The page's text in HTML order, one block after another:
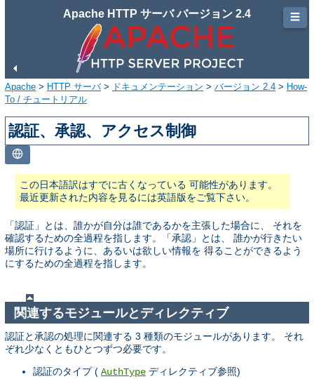
Apache HTTP サーバ バージョン 2.4
Apache > HTTP サーバ> ドキュメンテーション > バージョン 2.4 > How-
To / チュートリアル
認証、承認、アクセス制御
この日本語訳はすでに古くなっている 可能性があります。
最近更新された内容を見るには英語版をご覧下さい。
「認証」とは、誰かが自分は誰であるかを主張した場合に、 それを
確認するための全過程を指します。「承認」とは、 誰かが行きたい
場所に行けるように、あるいは欲しい情報を 得ることができるよう
にするための全過程を指します。
関連するモジュールとディレクティブ
認証と承認の処理に関連する 3 種類のモジュールがあります。 それ
ぞれ少なくともひとつずつ必要です。
認証のタイプ ( AuthType ディレクティブ参照)
☰